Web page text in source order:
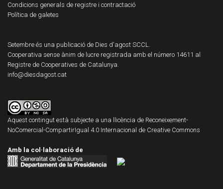
Condicions generals de registre i contractació
Política de galetes
Setembre és una publicació de Dies d'agost SCCL.
Cooperativa sense ànim de lucre registrada amb el número 14611 al
Registre de Cooperatives de Catalunya.
info@diesdagost.cat
Aquest contingut està subjecte a una llicència de Reconeixement-
NoComercial-CompartirIgual 4.0 Internacional de Creative Commons
Amb la col·laboració de